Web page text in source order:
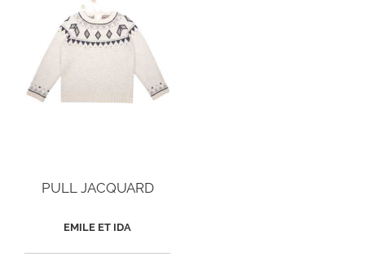
PULL JACQUARD
EMILE ET IDA